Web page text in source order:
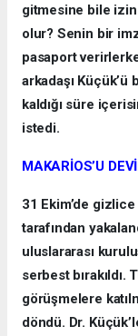
gitmesine bile izin
olur? Senin bir
pasaport
arkadaşı
kaldığı süre
istedi.
MAKARİOS’U
31 Ekim’de
tarafından
uluslararası
serbest bırakıldı.
görüşmelere
döndü. Dr.